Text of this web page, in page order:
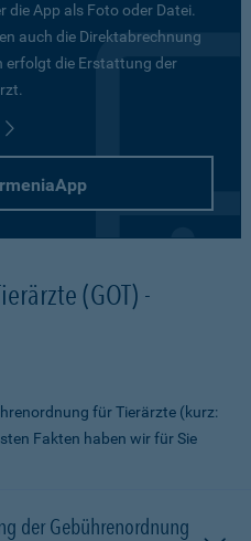
die App als Foto oder Datei.
auch die Direktabrechnung
erfolgt die Erstattung der
(GOT) -
für Tierärzte (kurz:
Fakten haben wir für Sie
der Gebührenordnung